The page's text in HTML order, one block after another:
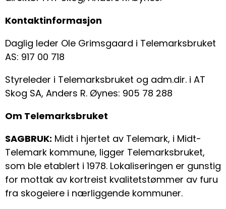
Kontaktinformasjon
Daglig leder Ole Grimsgaard i Telemarksbruket
AS: 917 00 718
Styreleder i Telemarksbruket og adm.dir. i AT
Skog SA, Anders R. Øynes: 905 78 288
Om Telemarksbruket
SAGBRUK: Midt i hjertet av Telemark, i Midt-
Telemark kommune, ligger Telemarksbruket,
som ble etablert i 1978. Lokaliseringen er gunstig
for mottak av kortreist kvalitetstømmer av furu
fra skogeiere i nærliggende kommuner.